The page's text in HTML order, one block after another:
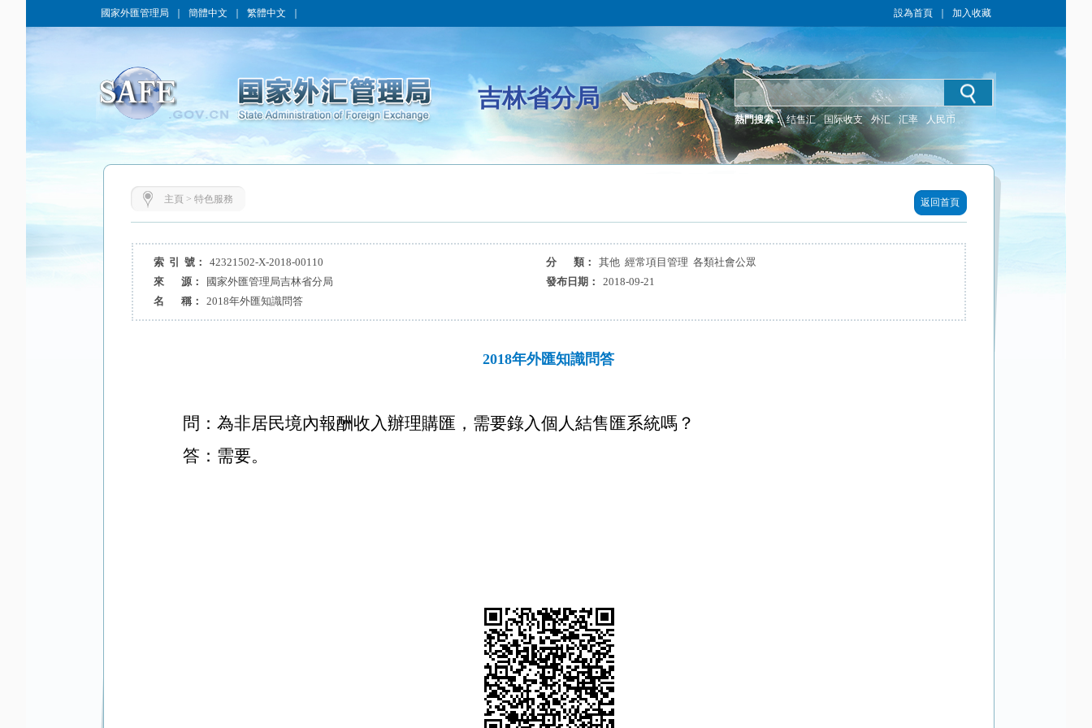
國家外匯管理局 簡體中文 繁體中文 設為首頁 加入收藏
吉林省分局
熱門搜索： 结售汇 国际收支 外汇 汇率 人民币
主頁 > 特色服務 返回首頁
索 引 號： 42321502-X-2018-00110 分 類：
其他 經常項目管理 各類社會公眾
來 源：
國家外匯管理局吉林省分局 發布日期：
2018-09-21
名 稱：
2018年外匯知識問答
2018年外匯知識問答
問：為非居民境內報酬收入辦理購匯，需要錄入個人結售匯系統嗎？
答：需要。